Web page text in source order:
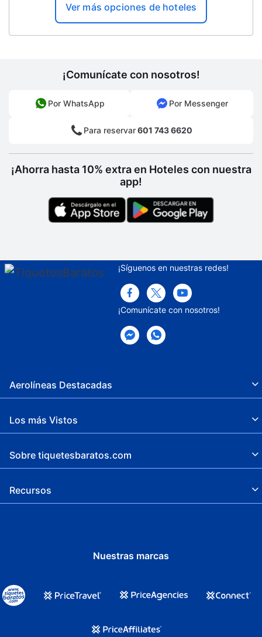
Estacionamiento a largo plaza
Estacionamiento sin asistencia gratuito
Clases de acondicionamiento físico
Ver más opciones de hoteles
¡Comunícate con nosotros!
Por WhatsApp Por Messenger
Para reservar601 743 6620
¡Ahorra hasta 10% extra en Hoteles con nuestra
app!
¡Síguenos en nuestras redes!
¡Comunícate con nosotros!
Aerolíneas Destacadas
Los más Vistos
Sobre tiquetesbaratos.com
Recursos
Nuestras marcas